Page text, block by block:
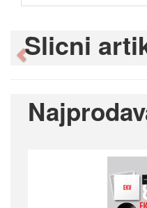
Slicni
Previous